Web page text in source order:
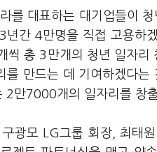
를 대표하는 대기업들이
년간 4만명을 직접 고용하
씩 총 3만개의 청년 일자리
를 만드는 데 기여하겠다
만7000개의 일자리를 창
광모 LG그룹 회장, 최태